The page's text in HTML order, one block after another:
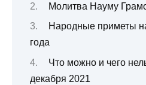
Молитва Науму
Народные приметы
года
Что можно и чего
декабря 2021